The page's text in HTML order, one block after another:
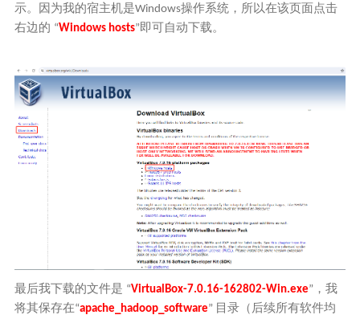
示。因为我的宿主机是Windows操作系统，所以在该页面点击
右边的 “Windows hosts”即可自动下载。
最后我下载的文件是 “VirtualBox-7.0.16-162802-Win.exe”，我
将其保存在“apache_hadoop_software” 目录（后续所有软件均